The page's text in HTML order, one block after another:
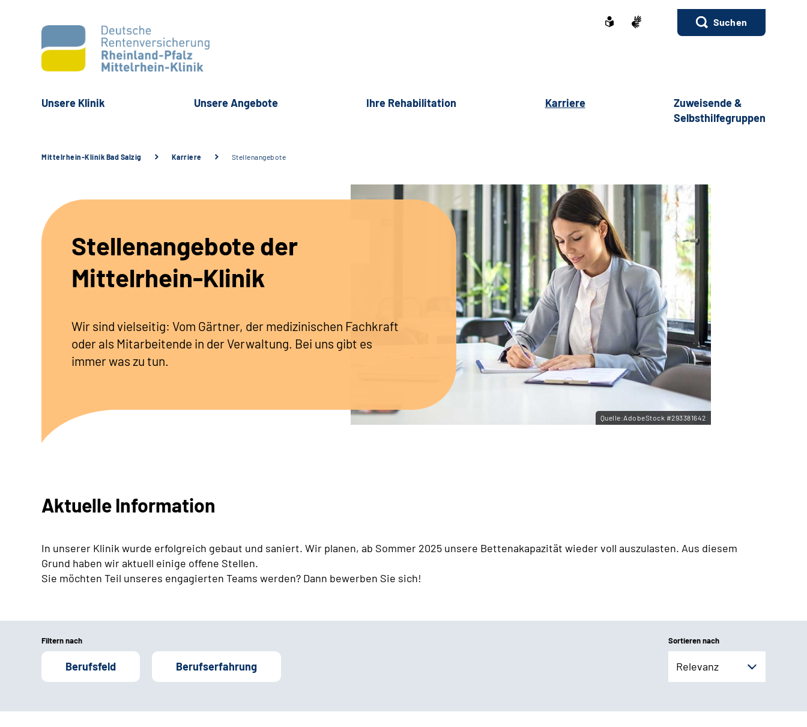
Suchen
Unsere Klinik Unsere Angebote Ihre Rehabilitation Karriere
Zuweisende &
Selbsthilfegruppen
Mittelrhein-Klinik Bad Salzig Karriere Stellenangebote
Stellenangebote der
Mittelrhein-Klinik
Wir sind vielseitig: Vom Gärtner, der medizinischen Fachkraft
oder als Mitarbeitende in der Verwaltung. Bei uns gibt es
immer was zu tun.
Quelle:AdobeStock #293381642
Aktuelle Information
In unserer Klinik wurde erfolgreich gebaut und saniert. Wir planen, ab Sommer 2025 unsere Bettenakapazität wieder voll auszulasten. Aus diesem
Grund haben wir aktuell einige offene Stellen.
Sie möchten Teil unseres engagierten Teams werden? Dann bewerben Sie sich!
Filtern nach
Berufsfeld Berufserfahrung
Sortieren nach
Relevanz